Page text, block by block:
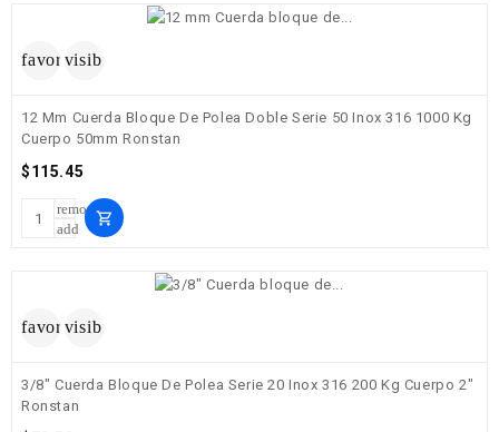
favorite_border
visibility
12 Mm Cuerda Bloque De Polea Doble Serie 50 Inox 316 1000 Kg
Cuerpo 50mm Ronstan
$115.45
remove
add
shopping_cart
favorite_border
visibility
3/8" Cuerda Bloque De Polea Serie 20 Inox 316 200 Kg Cuerpo 2"
Ronstan